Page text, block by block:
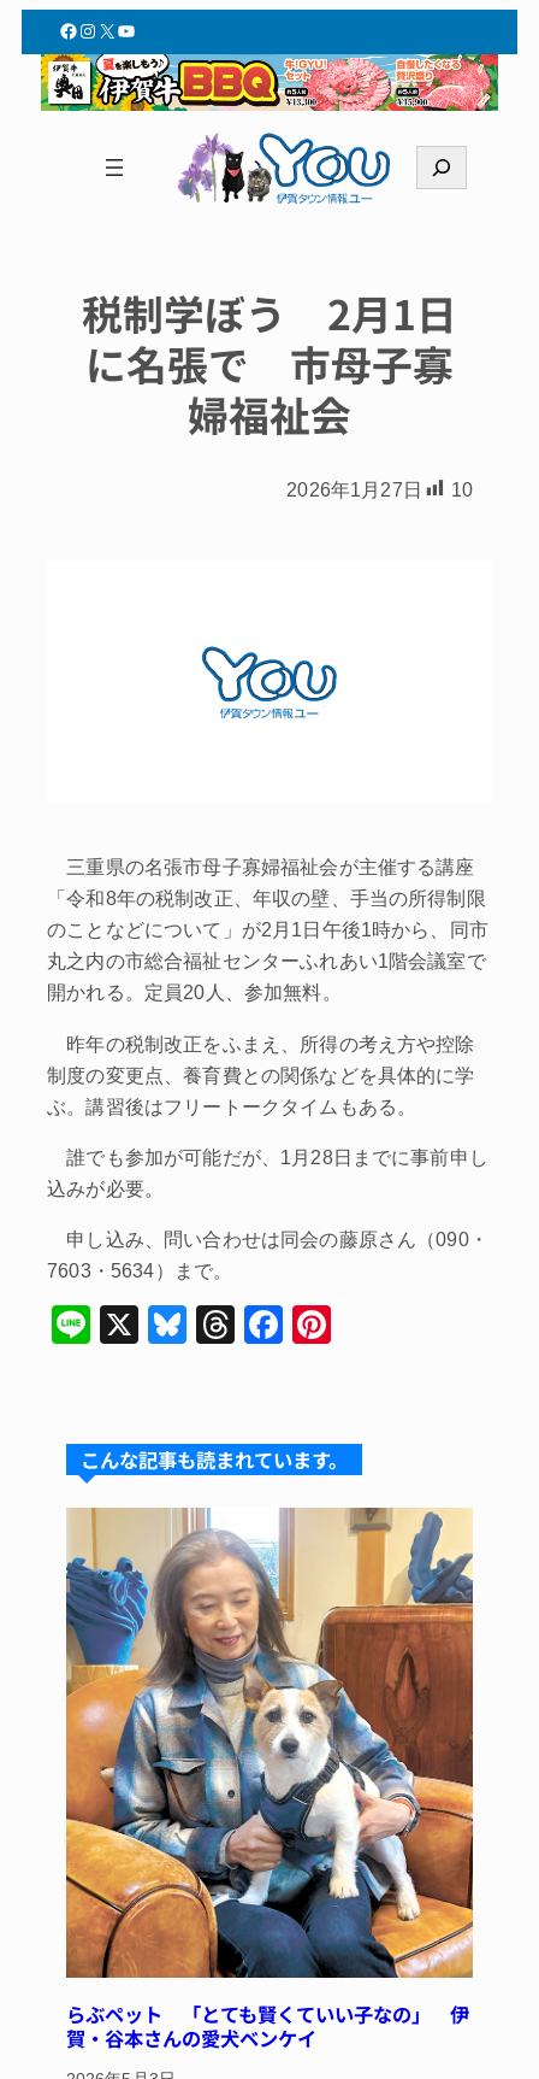
Facebook
Instagram
X YouTube
索
税制学ぼう 2月1日
に名張で 市母子寡
婦福祉会
2026年1月27日 10
三重県の名張市母子寡婦福祉会が主催する講座
「令和8年の税制改正、年収の壁、手当の所得制限
のことなどについて」が2月1日午後1時から、同市
丸之内の市総合福祉センターふれあい1階会議室で
開かれる。定員20人、参加無料。
昨年の税制改正をふまえ、所得の考え方や控除
制度の変更点、養育費との関係などを具体的に学
ぶ。講習後はフリートークタイムもある。
誰でも参加が可能だが、1月28日までに事前申し
込みが必要。
申し込み、問い合わせは同会の藤原さん（090・
7603・5634）まで。
Li
X
Bl
s
k
y
T
a
d
F
e
b
o
o
k
e
st
こんな記事も読まれています。
らぶペット 「とても賢くていい子なの」 伊
賀・谷本さんの愛犬ベンケイ